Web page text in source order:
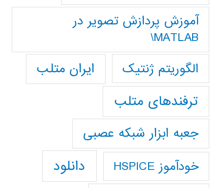
آموزش پردازش تصوير در
MATLAB\
الگوریتم ژنتیک
ایران متلب
ترفندهای متلب
جعبه ابزار شبکه عصبی
خودآموز HSPICE دانلود